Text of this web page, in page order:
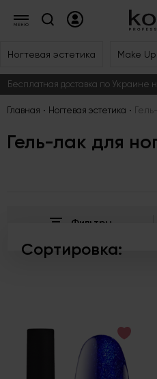
Ногтевая эстетика Make Up
Бесплатная доставка по Украине
Главная Ногтевая эстетика
Гель-лак для
Фильтры
Сортировка:
по возрастанию цены